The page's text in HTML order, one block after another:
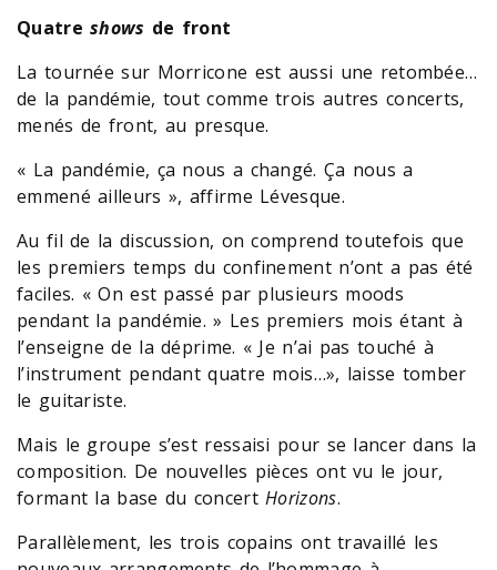
Quatreshows de front
La tournée sur Morricone est aussi une retombée…
de la pandémie, tout comme trois autres concerts,
menés de front, au presque.
« La pandémie, ça nous a changé. Ça nous a
emmené ailleurs », affirme Lévesque.
Au fil de la discussion, on comprend toutefois que
les premiers temps du confinement n’ont a pas été
faciles. « On est passé par plusieurs moods
pendant la pandémie. » Les premiers mois étant à
l’enseigne de la déprime. « Je n’ai pas touché à
l’instrument pendant quatre mois…», laisse tomber
le guitariste.
Mais le groupe s’est ressaisi pour se lancer dans la
composition. De nouvelles pièces ont vu le jour,
formant la base du concertHorizons.
Parallèlement, les trois copains ont travaillé les